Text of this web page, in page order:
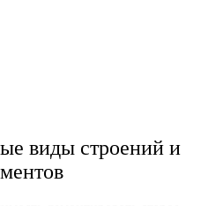
виды строений и